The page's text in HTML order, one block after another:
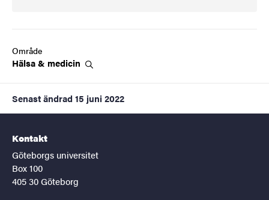
Område
Hälsa & medicin
Senast ändrad 15 juni 2022
Kontakt
Göteborgs universitet
Box 100
405 30 Göteborg